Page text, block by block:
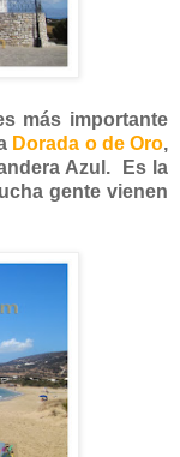
más importante
Dorada o de Oro,
Azul. Es la
gente vienen